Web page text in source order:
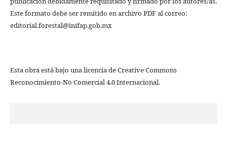
Este formato debe ser remitido en archivo PDF al correo:
editorial.forestal@inifap.gob.mx
Esta obra está bajo una licencia de Creative Commons
Reconocimiento-No Comercial 4.0 Internacional.